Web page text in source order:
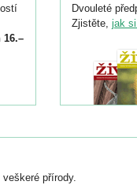
Dvouleté
Zjistěte, jak
přírody.